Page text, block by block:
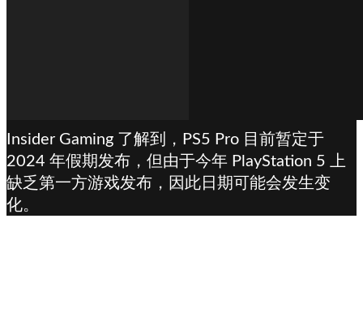
Insider Gaming 了解到，PS5 Pro 目前暂定于
2024 年假期发布，但由于今年 PlayStation 5 上
缺乏第一方游戏发布，因此日期可能会发生变
化。